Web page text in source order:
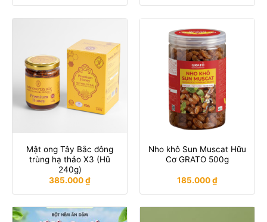
Mật ong Tây Bắc đông
trùng hạ thảo X3 (Hũ
240g)
385.000₫
Nho khô Sun Muscat Hữu
Cơ GRATO 500g
185.000₫